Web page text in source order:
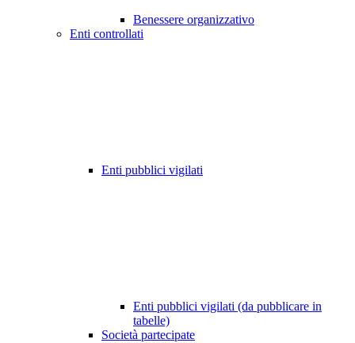
Benessere organizzativo
Enti controllati
Enti pubblici vigilati
Enti pubblici vigilati (da pubblicare in
tabelle)
Società partecipate